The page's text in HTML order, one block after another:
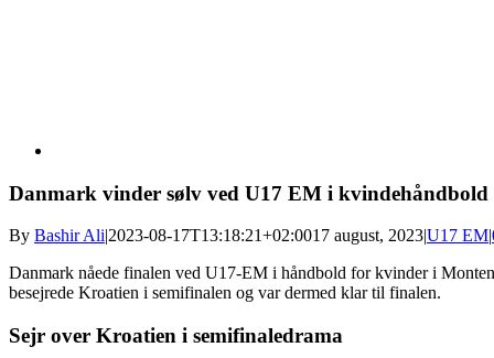
Danmark vinder sølv ved U17 EM i kvindehåndbold
By Bashir Ali|2023-08-17T13:18:21+02:0017 august, 2023|U17 EM|
Danmark nåede finalen ved U17-EM i håndbold for kvinder i
besejrede Kroatien i semifinalen og var dermed klar til finalen.
Sejr over Kroatien i semifinaledrama